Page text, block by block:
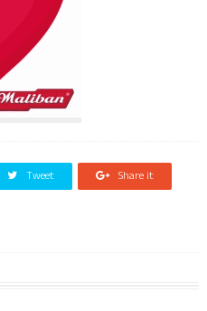
Tweet Share it